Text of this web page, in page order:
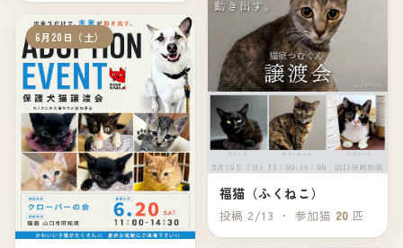
6月20日（土）
福猫（ふくねこ）
投稿 2/13 ・ 参加猫 20 匹